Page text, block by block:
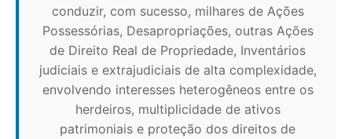
conduzir, com sucesso, milhares de Ações
Possessórias, Desapropriações, outras Ações
de Direito Real de Propriedade, Inventários
judiciais e extrajudiciais de alta complexidade,
envolvendo interesses heterogêneos entre os
herdeiros, multiplicidade de ativos
patrimoniais e proteção dos direitos de